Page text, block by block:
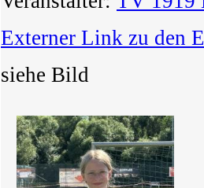
Externer Link zu den
siehe Bild